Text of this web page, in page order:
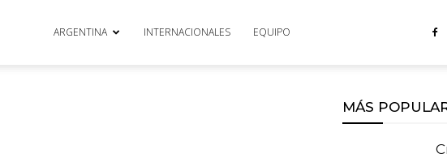
ARGENTINA INTERNACIONALES EQUIPO
MÁS